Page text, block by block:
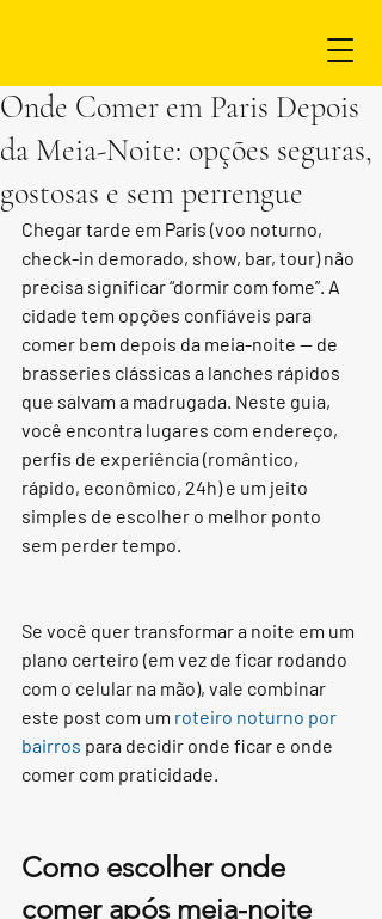
Onde Comer em Paris Depois
da Meia-Noite: opções seguras,
gostosas e sem perrengue
Chegar tarde em Paris (voo noturno,
check-in demorado, show, bar, tour) não
precisa significar “dormir com fome”. A
cidade tem opções confiáveis para
comer bem depois da meia-noite — de
brasseries clássicas a lanches rápidos
que salvam a madrugada. Neste guia,
você encontra lugares com endereço,
perfis de experiência (romântico,
rápido, econômico, 24h) e um jeito
simples de escolher o melhor ponto
sem perder tempo.
Se você quer transformar a noite em um
plano certeiro (em vez de ficar rodando
com o celular na mão), vale combinar
este post com um roteiro noturno por
bairros para decidir onde ficar e onde
comer com praticidade.
Como escolher onde
comer após meia-noite